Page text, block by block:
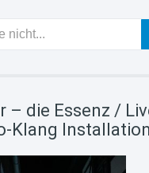
– die Essenz /
Klang Installation